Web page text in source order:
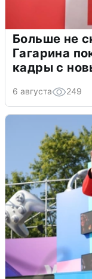
Больше не
Гагарина
кадры с
6 августа 249